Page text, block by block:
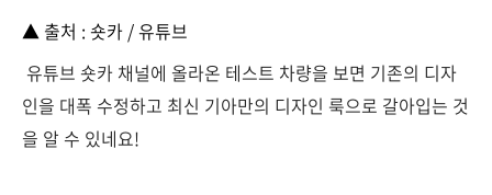
▲ 출처 : 숏카 / 유튜브
유튜브 숏카 채널에 올라온 테스트 차량을 보면 기존의 디자
인을 대폭 수정하고 최신 기아만의 디자인 룩으로 갈아입는 것
을 알 수 있네요!